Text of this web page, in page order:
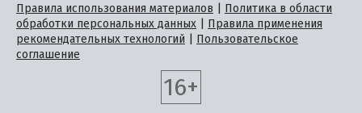
Правила использования материалов
Политика в области
обработки персональных данных
Правила применения
рекомендательных технологий
Пользовательское
соглашение
16+